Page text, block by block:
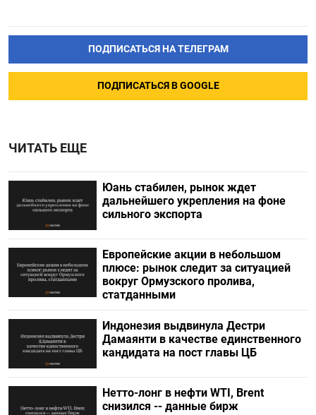
ПОДПИСАТЬСЯ НА ТЕЛЕГРАМ
ПОДПИСАТЬСЯ В GOOGLE
ЧИТАТЬ ЕЩЕ
Юань стабилен, рынок ждет
дальнейшего укрепления на фоне
сильного экспорта
Европейские акции в небольшом
плюсе: рынок следит за ситуацией
вокруг Ормузского пролива,
статданными
Индонезия выдвинула Дестри
⁠Дамаянти в качестве единственного
кандидата на пост главы ЦБ
Нетто-лонг в нефти WTI, Brent
снизился -- данные бирж